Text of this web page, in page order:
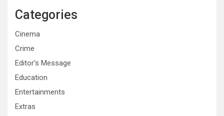
Categories
Cinema
Crime
Editor's Message
Education
Entertainments
Extras